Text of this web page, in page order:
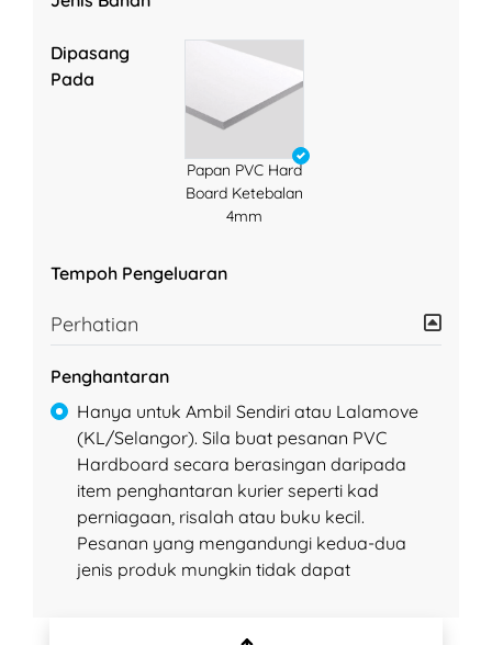
Dipasang
Pada
Papan PVC Hard
Board Ketebalan
4mm
Tempoh Pengeluaran
Perhatian
Penghantaran
Hanya untuk Ambil Sendiri atau Lalamove
(KL/Selangor). Sila buat pesanan PVC
Hardboard secara berasingan daripada
item penghantaran kurier seperti kad
perniagaan, risalah atau buku kecil.
Pesanan yang mengandungi kedua-dua
jenis produk mungkin tidak dapat